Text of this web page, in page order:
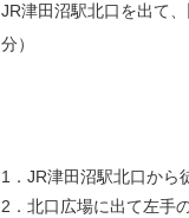
JR津田沼駅北口を出て
分）
1．JR津田沼駅北口から
2．北口広場に出て左手